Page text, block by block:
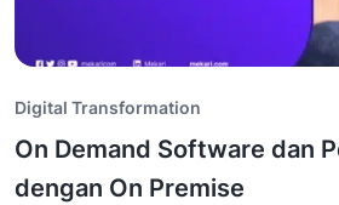
Digital Transformation
On Demand Software dan
dengan On Premise